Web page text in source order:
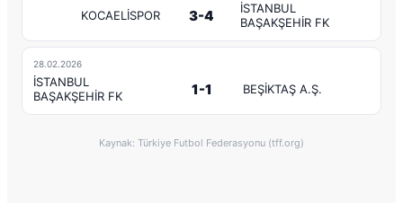
KOCAELİSPOR 3-4
İSTANBUL
BAŞAKŞEHİR FK
28.02.2026
İSTANBUL
BAŞAKŞEHİR FK
1-1 BEŞİKTAŞ A.Ş.
Kaynak: Türkiye Futbol Federasyonu (tff.org)